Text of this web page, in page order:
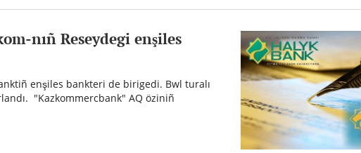
nıñ Reseydegi enşiles
enşiles bankteri de birigedi. Bwl turalı
"Kazkommercbank" AQ öziniñ